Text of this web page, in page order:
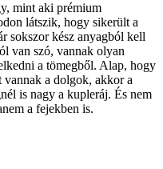
mint aki prémium
látszik, hogy sikerült a
sokszor kész anyagból kell
van szó, vannak olyan
a tömegből. Alap, hogy
vannak a dolgok, akkor a
is nagy a kupleráj. És nem
a fejekben is.